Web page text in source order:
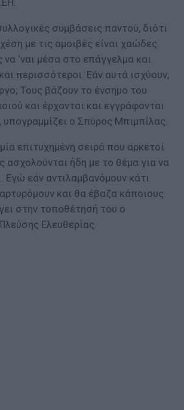
συμβάσεις παντού, διότι
με τις αμοιβές είναι χαώδες.
να ‘ναι μέσα στο επάγγελμα και
περισσότεροι. Εάν αυτά ισχύουν,
Τους βάζουν το ένσημο του
και έρχονται και εγγράφονται
ο Σπύρος Μπιμπίλας.
επιτυχημένη σειρά που αρκετοί
ήδη με το θέμα για να
Εγώ εάν αντιλαμβανόμουν κάτι
και θα έβαζα κάποιους
στην τοποθέτησή του ο
Ελευθερίας.